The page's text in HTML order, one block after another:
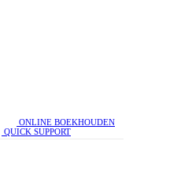
ONLINE BOEKHOUDEN
QUICK SUPPORT